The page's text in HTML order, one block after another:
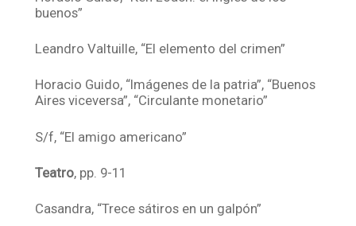
buenos”
Leandro Valtuille, “El elemento del crimen”
Horacio Guido, “Imágenes de la patria”, “Buenos
Aires viceversa”, “Circulante monetario”
S/f, “El amigo americano”
Teatro, pp. 9-11
Casandra, “Trece sátiros en un galpón”